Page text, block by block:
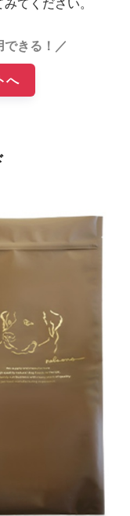
てください。
できる！／
へ